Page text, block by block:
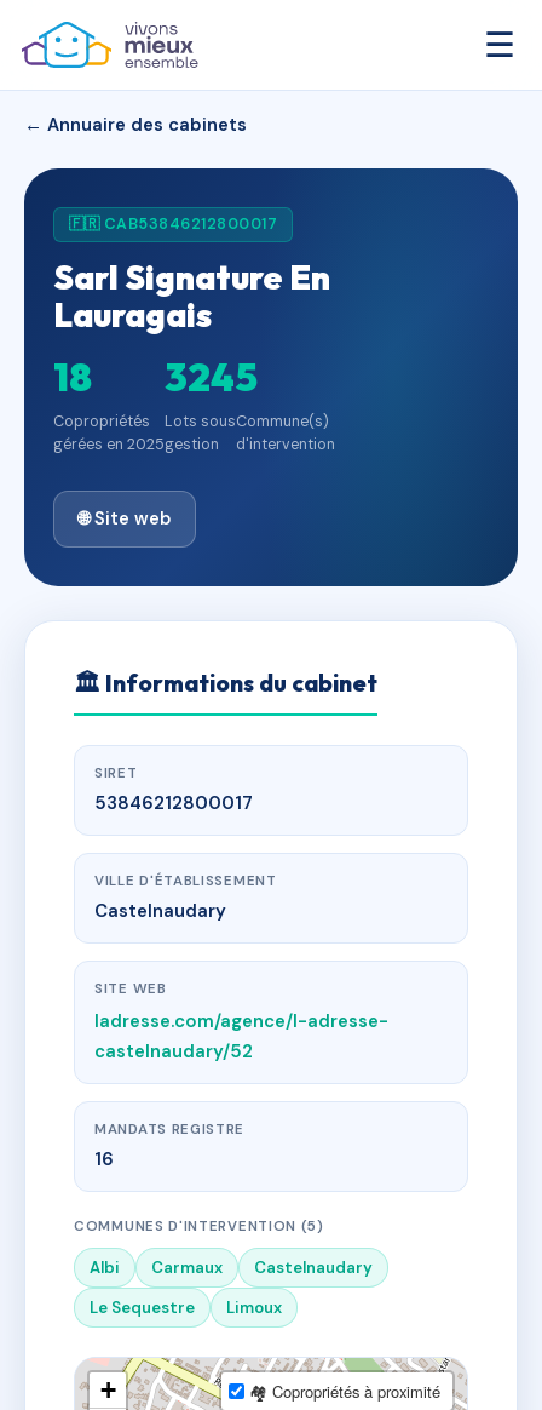
☰
← Annuaire des cabinets
🇫🇷 CAB53846212800017
Sarl Signature En
Lauragais
18
Copropriétés
gérées en 2025
324
Lots sous
gestion
5
Commune(s)
d'intervention
🌐 Site web
🏛 Informations du cabinet
SIRET
53846212800017
VILLE D'ÉTABLISSEMENT
Castelnaudary
SITE WEB
ladresse.com/agence/l-adresse-
castelnaudary/52
MANDATS REGISTRE
16
COMMUNES D'INTERVENTION (5)
Albi Carmaux
Castelnaudary
Le Sequestre
Limoux
+
🏘 Copropriétés à proximité